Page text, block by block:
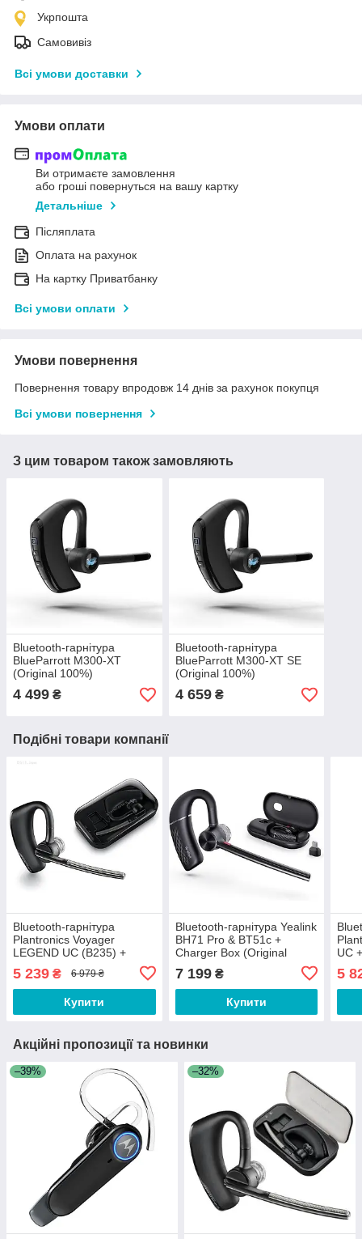
Укрпошта
Самовивіз
Всі умови доставки
Умови оплати
Ви отримаєте замовлення
або гроші повернуться на вашу картку
Детальніше
Післяплата
Оплата на рахунок
На картку Приватбанку
Всі умови оплати
Умови повернення
Повернення товару впродовж 14 днів за рахунок покупця
Всі умови повернення
З цим товаром також замовляють
Bluetooth-гарнітура
BlueParrott M300-XT
(Original 100%)
4 499 ₴
Bluetooth-гарнітура
BlueParrott M300-XT SE
(Original 100%)
4 659₴
Подібні товари компанії
Bluetooth-гарнітура
Plantronics Voyager
LEGEND UC (B235) +
100%)
5 239 ₴ 6 979 ₴
Купити
Bluetooth-гарнітура Yealink
BH71 Pro & BT51c +
Charger Box (Original
7 199₴
Купити
UC
WW)
5
Акційні пропозиції та новинки
–39% –32%